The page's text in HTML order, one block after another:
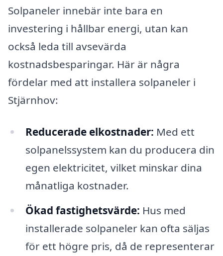
Solpaneler innebär inte bara en
investering i hållbar energi, utan kan
också leda till avsevärda
kostnadsbesparingar. Här är några
fördelar med att installera solpaneler i
Stjärnhov:
Reducerade elkostnader: Med ett
solpanelssystem kan du producera din
egen elektricitet, vilket minskar dina
månatliga kostnader.
Ökad fastighetsvärde: Hus med
installerade solpaneler kan ofta säljas
för ett högre pris, då de representerar